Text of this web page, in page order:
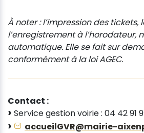
À noter : l’impression des tickets,
l’enregistrement à l’horodateur,
automatique. Elle se fait sur
conformément à la loi AGEC.
Contact :
Service gestion voirie : 04 42 91
accueilGVR@mairie-